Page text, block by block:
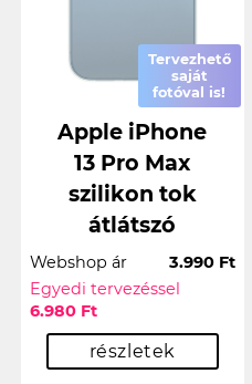
Tervezhető
saját
fotóval is!
Apple iPhone
13 Pro Max
szilikon tok
átlátszó
Webshop ár
3.990 Ft
Egyedi tervezéssel
6.980 Ft
részletek